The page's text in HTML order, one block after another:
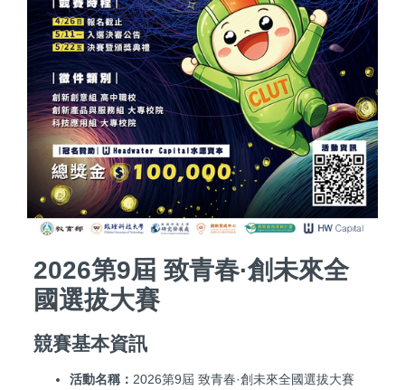
2026第9屆 致青春·創未來全
國選拔大賽
競賽基本資訊
活動名稱： 2026第9屆 致青春·創未來全國選拔大賽